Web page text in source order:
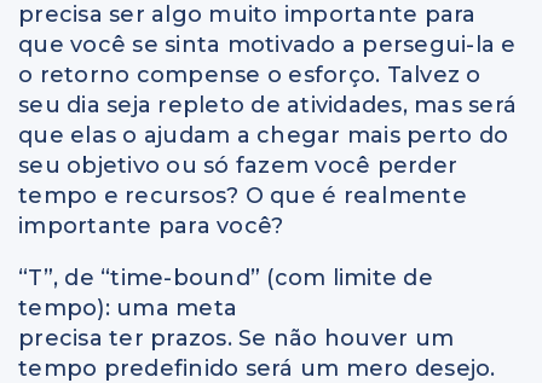
precisa ser algo muito importante para
que você se sinta motivado a persegui-la e
o retorno compense o esforço. Talvez o
seu dia seja repleto de atividades, mas será
que elas o ajudam a chegar mais perto do
seu objetivo ou só fazem você perder
tempo e recursos? O que é realmente
importante para você?
“T”, de “time-bound” (com limite de
tempo): uma meta
precisa ter prazos. Se não houver um
tempo predefinido será um mero desejo.